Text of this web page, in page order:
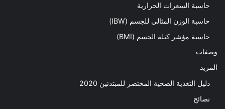
حاسبة السعرات الحرارية
حاسبة الوزن المثالي للجسم (IBW)
حاسبة مؤشر كتلة الجسم (BMI)
وصفات
المزيد
دليل التغذية الصحية المختصر للمبتدئين 2020​
نصائح